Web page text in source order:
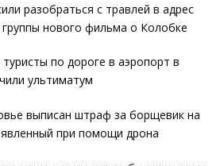
разобраться с травлей в адрес
нового фильма о Колобке
туристы по дороге в аэропорт в
ультиматум
выписан штраф за борщевик на
при помощи дрона